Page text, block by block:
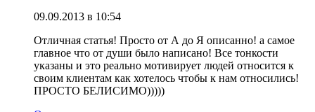
09.09.2013 в 10:54
Отличная статья! Просто от А до Я описанно! а самое
главное что от души было написано! Все тонкости
указаны и это реально мотивирует людей относится к
своим клиентам как хотелось чтобы к нам относились!
ПРОСТО БЕЛИСИМО)))))